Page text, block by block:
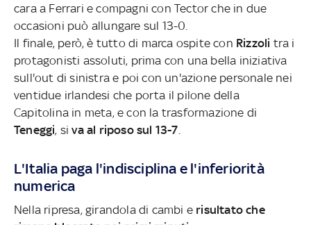
cara a Ferrari e compagni con Tector che in due
occasioni può allungare sul 13-0.
Il finale, però, è tutto di marca ospite con Rizzoli tra i
protagonisti assoluti, prima con una bella iniziativa
sull'out di sinistra e poi con un'azione personale nei
ventidue irlandesi che porta il pilone della
Capitolina in meta, e con la trasformazione di
Teneggi, si va al riposo sul 13-7
L'Italia paga l'indisciplina e l'inferiorità
numerica
Nella ripresa, girandola di cambi e risultato che